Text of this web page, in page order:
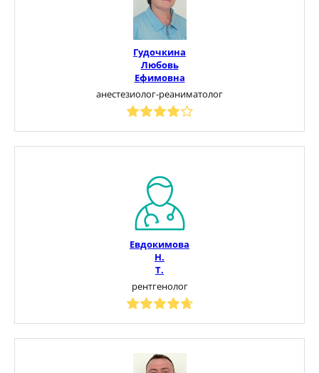
Гудочкина
Любовь
Ефимовна
анестезиолог-реаниматолог
Евдокимова
Н.
Т.
рентгенолог